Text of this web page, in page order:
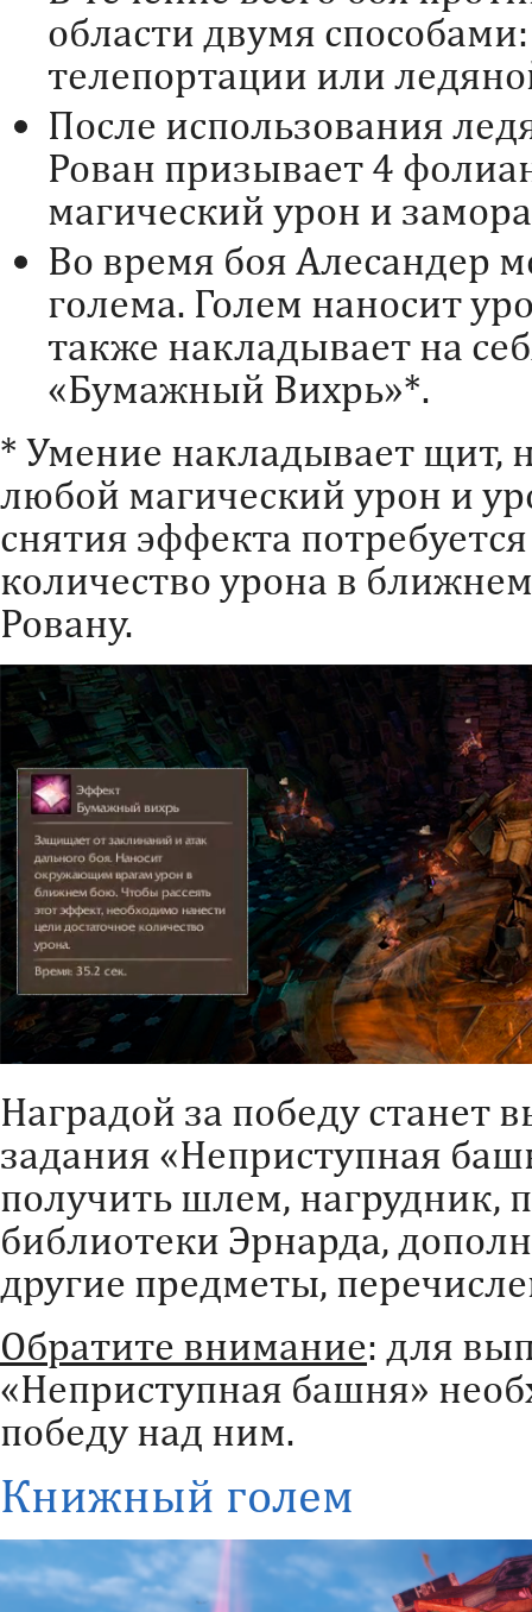
области двумя
телепортации или
После использования
Рован призывает 4
магический урон и
Во время боя Алесандер
голема. Голем наносит
также накладывает на
«Бумажный Вихрь»*.
* Умение накладывает щит,
любой магический урон и
снятия эффекта
количество урона в
Ровану.
Наградой за победу станет
задания «Неприступная
получить шлем, нагрудник,
библиотеки Эрнарда,
другие предметы,
Обратите внимание: для
«Неприступная башня»
победу над ним.
Книжный голем